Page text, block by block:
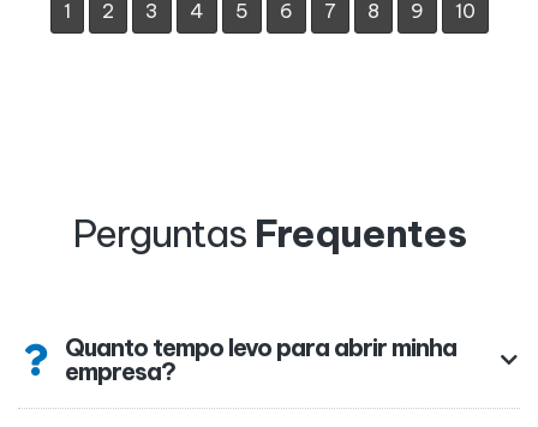
1 2 3 4 5 6 7 8 9 10
Perguntas Frequentes
Quanto tempo levo para abrir minha
empresa?